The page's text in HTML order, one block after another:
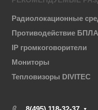
Радиолокационные
Противодействие
IP громкоговорители
Мониторы
Тепловизоры DIVITEC